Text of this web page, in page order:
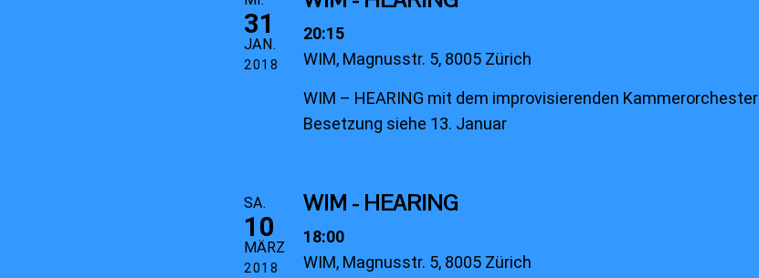
31
JAN.
2018
20:15
WIM, Magnusstr. 5, 8005 Zürich
WIM – HEARING mit dem improvisierenden Kammerorchester
Besetzung siehe 13. Januar
SA.
10
MÄRZ
2018
WIM - HEARING
18:00
WIM, Magnusstr. 5, 8005 Zürich